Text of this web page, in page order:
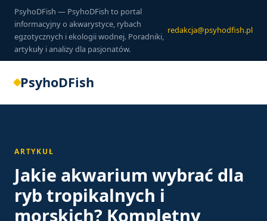
PsyhoDFish — PsyhoDFish to portal
informacyjny o akwarystyce, rybach
egzotycznych i ekologii wodnej. Poradniki,
artykuły i analizy dla pasjonatów.
redakcja@psyhodfish.pl
PsyhoDFish
ARTYKUŁ
Jakie akwarium wybrać dla
ryb tropikalnych i
morskich? Kompletny